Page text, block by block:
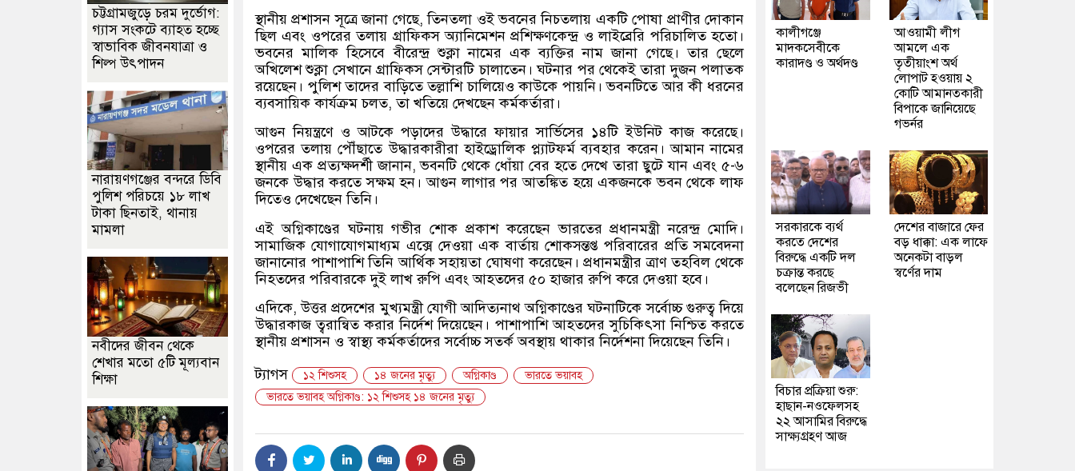
স্থানীয় প্রশাসন সূত্রে জানা গেছে, তিনতলা ওই ভবনের নিচতলায় একটি পোষা প্রাণীর দোকান
ছিল এবং ওপরের তলায় গ্রাফিকস অ্যানিমেশন প্রশিক্ষণকেন্দ্র ও লাইব্রেরি পরিচালিত হতো।
ভবনের মালিক হিসেবে বীরেন্দ্র শুক্লা নামের এক ব্যক্তির নাম জানা গেছে। তার ছেলে
অখিলেশ শুক্লা সেখানে গ্রাফিকস সেন্টারটি চালাতেন। ঘটনার পর থেকেই তারা দুজন পলাতক
রয়েছেন। পুলিশ তাদের বাড়িতে তল্লাশি চালিয়েও কাউকে পায়নি। ভবনটিতে আর কী ধরনের
ব্যবসায়িক কার্যক্রম চলত, তা খতিয়ে দেখছেন কর্মকর্তারা।
আগুন নিয়ন্ত্রণে ও আটকে পড়াদের উদ্ধারে ফায়ার সার্ভিসের ১৪টি ইউনিট কাজ করেছে।
ওপরের তলায় পৌঁছাতে উদ্ধারকারীরা হাইড্রোলিক প্ল্যাটফর্ম ব্যবহার করেন। আমান নামের
স্থানীয় এক প্রত্যক্ষদর্শী জানান, ভবনটি থেকে ধোঁয়া বের হতে দেখে তারা ছুটে যান এবং ৫-৬
জনকে উদ্ধার করতে সক্ষম হন। আগুন লাগার পর আতঙ্কিত হয়ে একজনকে ভবন থেকে লাফ
দিতেও দেখেছেন তিনি।
এই অগ্নিকাণ্ডের ঘটনায় গভীর শোক প্রকাশ করেছেন ভারতের প্রধানমন্ত্রী নরেন্দ্র মোদি।
সামাজিক যোগাযোগমাধ্যম এক্সে দেওয়া এক বার্তায় শোকসন্তপ্ত পরিবারের প্রতি সমবেদনা
জানানোর পাশাপাশি তিনি আর্থিক সহায়তা ঘোষণা করেছেন। প্রধানমন্ত্রীর ত্রাণ তহবিল থেকে
নিহতদের পরিবারকে দুই লাখ রুপি এবং আহতদের ৫০ হাজার রুপি করে দেওয়া হবে।
এদিকে, উত্তর প্রদেশের মুখ্যমন্ত্রী যোগী আদিত্যনাথ অগ্নিকাণ্ডের ঘটনাটিকে সর্বোচ্চ গুরুত্ব দিয়ে
উদ্ধারকাজ ত্বরান্বিত করার নির্দেশ দিয়েছেন। পাশাপাশি আহতদের সুচিকিৎসা নিশ্চিত করতে
স্থানীয় প্রশাসন ও স্বাস্থ্য কর্মকর্তাদের সর্বোচ্চ সতর্ক অবস্থায় থাকার নির্দেশনা দিয়েছেন তিনি।
ট্যাগস
১২ শিশুসহ ১৪ জনের মৃত্যু অগ্নিকাণ্ড
​ভারতে ভয়াবহ
​ভারতে ভয়াবহ অগ্নিকাণ্ড: ১২ শিশুসহ ১৪ জনের মৃত্যু
চট্টগ্রামজুড়ে চরম দুর্ভোগ:
গ্যাস সংকটে ব্যাহত হচ্ছে
স্বাভাবিক জীবনযাত্রা ও
শিল্প উৎপাদন
নারায়ণগঞ্জের বন্দরে ডিবি
পুলিশ পরিচয়ে ১৮ লাখ
টাকা ছিনতাই, থানায়
মামলা
নবীদের জীবন থেকে
শেখার মতো ৫টি মূল্যবান
শিক্ষা
কালীগঞ্জে
মাদকসেবীকে
কারাদণ্ড ও অর্থদণ্ড
আওয়ামী লীগ
আমলে এক
তৃতীয়াংশ অর্থ
লোপাট হওয়ায় ২
কোটি আমানতকারী
বিপাকে জানিয়েছে
গভর্নর
সরকারকে ব্যর্থ
করতে দেশের
বিরুদ্ধে একটি দল
চক্রান্ত করছে
বলেছেন রিজভী
দেশের বাজারে ফের
বড় ধাক্কা: এক লাফে
অনেকটা বাড়ল
স্বর্ণের দাম
বিচার প্রক্রিয়া শুরু:
হাছান-নওফেলসহ
২২ আসামির বিরুদ্ধে
সাক্ষ্যগ্রহণ আজ